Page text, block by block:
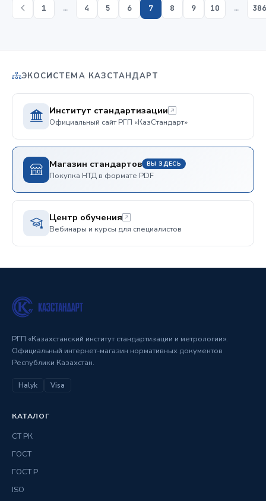
1 … 4 5 6 7 8 9 10 …
ЭКОСИСТЕМА КАЗСТАНДАРТ
Институт стандартизации
Официальный сайт РГП «КазСтандарт»
Магазин стандартов ВЫ ЗДЕСЬ
Покупка НТД в формате PDF
Центр обучения
Вебинары и курсы для специалистов
РГП «Казахстанский институт стандартизации и метрологии».
Официальный интернет-магазин нормативных документов
Республики Казахстан.
Halyk Visa
КАТАЛОГ
СТ РК
ГОСТ
ГОСТ Р
ISO